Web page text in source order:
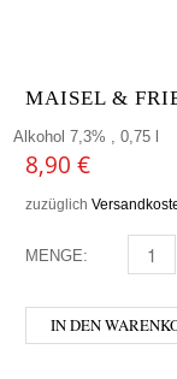
MAISEL &
Alkohol 7,3% , 0,75 l
8,90 €
zuzüglich
MENGE:
IN DEN